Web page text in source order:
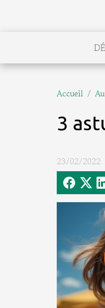
Accueil
3
23/02/2022